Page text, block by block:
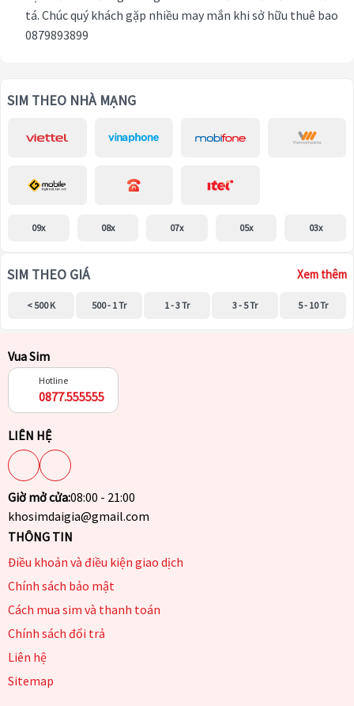
tá. Chúc quý khách gặp nhiều may mắn khi sở hữu thuê bao
0879893899
SIM THEO NHÀ MẠNG
09x 08x 07x 05x 03x
SIM THEO GIÁ Xem thêm
< 500 K 500 - 1 Tr 1 - 3 Tr 3 - 5 Tr 5 - 10 Tr
Vua Sim
Hotline
0877.555555
LIÊN HỆ
Giờ mở cửa:08:00 - 21:00
khosimdaigia@gmail.com
THÔNG TIN
Điều khoản và điều kiện giao dịch
Chính sách bảo mật
Cách mua sim và thanh toán
Chính sách đổi trả
Liên hệ
Sitemap